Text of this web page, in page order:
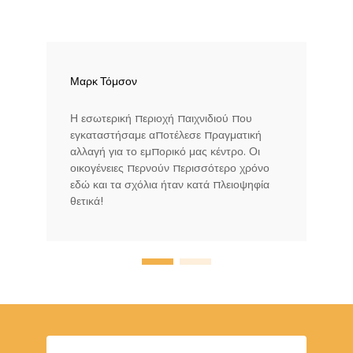
Μαρκ Τόμσον
Η εσωτερική περιοχή παιχνιδιού που
εγκαταστήσαμε αποτέλεσε πραγματική
αλλαγή για το εμπορικό μας κέντρο. Οι
οικογένειες περνούν περισσότερο χρόνο
εδώ και τα σχόλια ήταν κατά πλειοψηφία
θετικά!